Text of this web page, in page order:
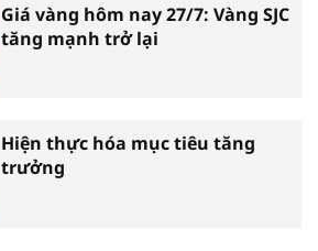
Giá vàng hôm nay 27/7: Vàng SJC
tăng mạnh trở lại
Hiện thực hóa mục tiêu tăng
trưởng